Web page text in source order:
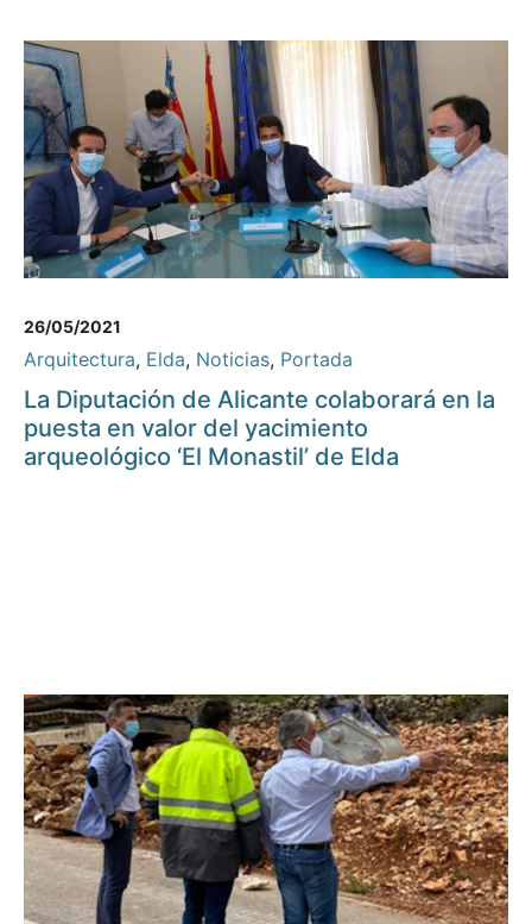
26/05/2021
Arquitectura, Elda, Noticias, Portada
La Diputación de Alicante colaborará en la
puesta en valor del yacimiento
arqueológico ‘El Monastil’ de Elda